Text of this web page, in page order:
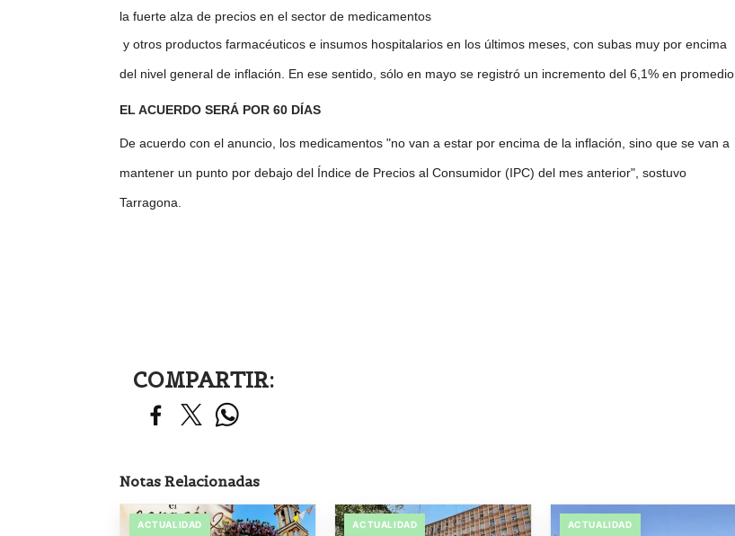
la fuerte alza de precios en el sector de medicamentos
y otros productos farmacéuticos e insumos hospitalarios en los últimos meses, con subas muy por encima
del nivel general de inflación. En ese sentido, sólo en mayo se registró un incremento del 6,1% en promedio.
EL ACUERDO SERÁ POR 60 DÍAS
De acuerdo con el anuncio, los medicamentos "no van a estar por encima de la inflación, sino que se van a
mantener un punto por debajo del Índice de Precios al Consumidor (IPC) del mes anterior", sostuvo
Tarragona.
COMPARTIR:
Notas Relacionadas
ACTUALIDAD ACTUALIDAD ACTUALIDAD